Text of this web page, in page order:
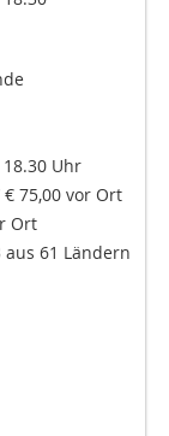
Uhr
75,00 vor Ort
Ort
61 Ländern